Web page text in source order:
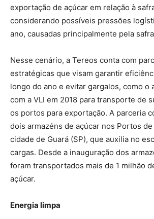
exportação de açúcar em relação à
considerando possíveis pressões
ano, causadas principalmente pela
Nesse cenário, a Tereos conta com
estratégicas que visam garantir
longo do ano e evitar gargalos, como o
com a VLI em 2018 para transporte de
os portos para exportação. A parceria
dois armazéns de açúcar nos Portos
cidade de Guará (SP), que auxilia no
cargas. Desde a inauguração dos
foram transportados mais de 1 milhão
açúcar.
Energia limpa